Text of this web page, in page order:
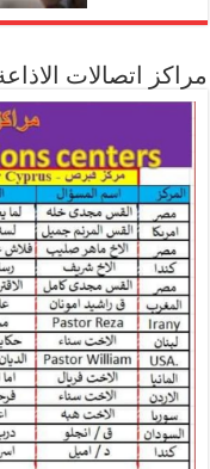
مراكز اتصالات